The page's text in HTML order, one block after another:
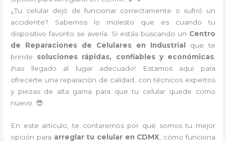
¿Tu celular dejó de funcionar correctamente o sufrió un
accidente? Sabemos lo molesto que es cuando tu
dispositivo favorito se avería. Si estás buscando un Centro
de Reparaciones de Celulares en Industrial
que te
brinde soluciones rápidas, confiables y económicas,
¡has llegado al lugar adecuado! Estamos aquí para
ofrecerte una reparación de calidad, con técnicos expertos
y piezas de alta gama para que tu celular quede como
nuevo. 😎
En este artículo, te contaremos por qué somos tu mejor
opción para arreglar tu celular en CDMX , cómo funciona